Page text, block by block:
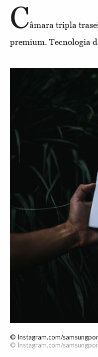
Câmara tripla
premium. Tecnologia
© Instagram.com/
© Instagram.com/